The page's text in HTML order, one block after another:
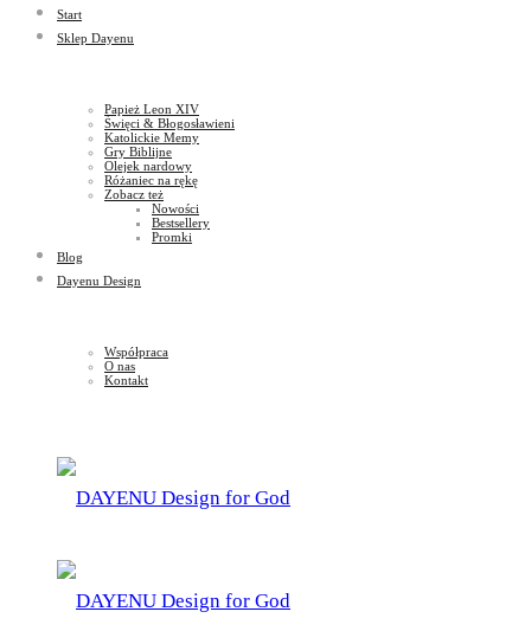
God
Start
Sklep Dayenu
Papież Leon XIV
Święci & Błogosławieni
Katolickie Memy
Gry Biblijne
Olejek nardowy
Różaniec na rękę
Zobacz też
Nowości
Bestsellery
Promki
Blog
Dayenu Design
Współpraca
O nas
Kontakt